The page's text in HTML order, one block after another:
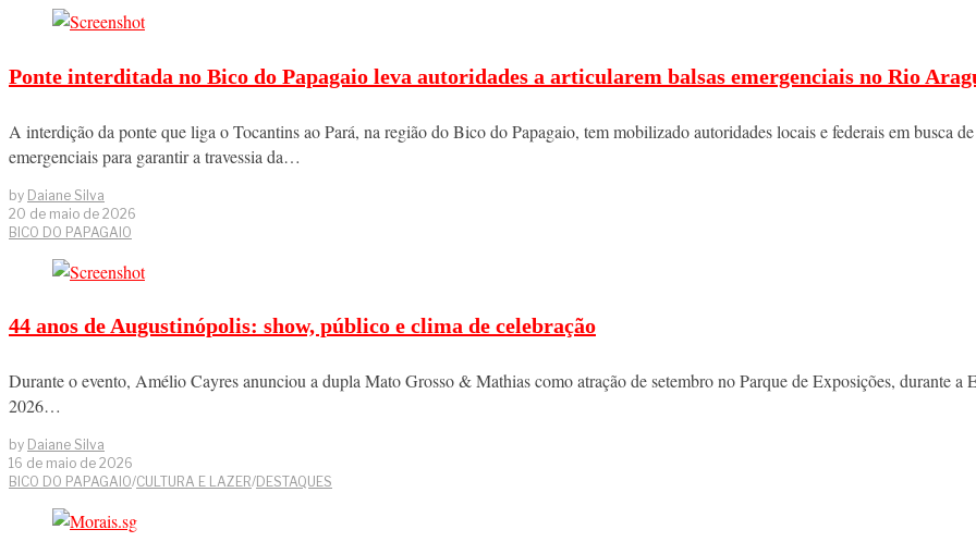
Ponte interditada no Bico do Papagaio leva autoridades a articularem balsas emergenciais no Rio
A interdição da ponte que liga o Tocantins ao Pará, na região do Bico do Papagaio, tem mobilizado autoridades locais e federais em busca
emergenciais para garantir a travessia da…
by Daiane Silva
20 de maio de 2026
BICO DO PAPAGAIO
44 anos de Augustinópolis: show, público e clima de celebração
Durante o evento, Amélio Cayres anunciou a dupla Mato Grosso & Mathias como atração de setembro no Parque de Exposições, durante a
2026…
by Daiane Silva
16 de maio de 2026
BICO DO PAPAGAIO/CULTURA E LAZER/DESTAQUES